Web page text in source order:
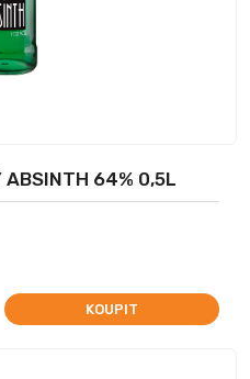
ABSINTH 64% 0,5L
KOUPIT